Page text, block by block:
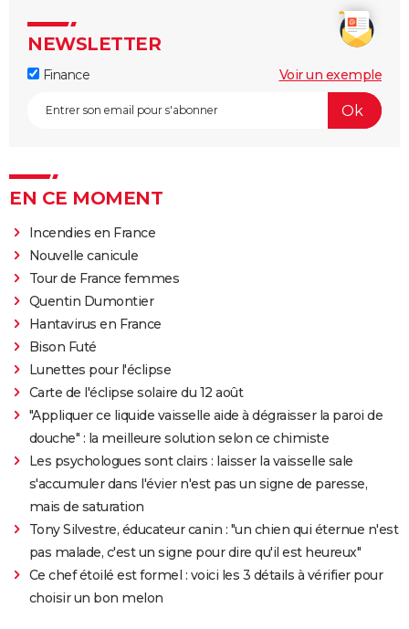
NEWSLETTER
Finance Voir un exemple
EN CE MOMENT
Incendies en France
Nouvelle canicule
Tour de France femmes
Quentin Dumontier
Hantavirus en France
Bison Futé
Lunettes pour l'éclipse
Carte de l'éclipse solaire du 12 août
"Appliquer ce liquide vaisselle aide à dégraisser la paroi de
douche" : la meilleure solution selon ce chimiste
Les psychologues sont clairs : laisser la vaisselle sale
s'accumuler dans l'évier n'est pas un signe de paresse,
mais de saturation
Tony Silvestre, éducateur canin : "un chien qui éternue n'est
pas malade, c'est un signe pour dire qu'il est heureux"
Ce chef étoilé est formel : voici les 3 détails à vérifier pour
choisir un bon melon